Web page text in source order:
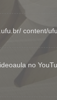
content/
no